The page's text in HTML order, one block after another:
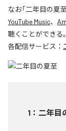
なお「二年目の夏至
YouTube Music、
聴くことができる。
各配信サービス：
1 ： 二年目